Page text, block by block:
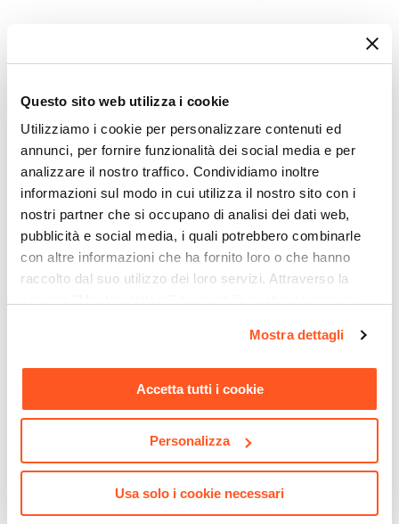
Questo sito web utilizza i cookie
Utilizziamo i cookie per personalizzare contenuti ed
annunci, per fornire funzionalità dei social media e per
analizzare il nostro traffico. Condividiamo inoltre
informazioni sul modo in cui utilizza il nostro sito con i
nostri partner che si occupano di analisi dei dati web,
pubblicità e social media, i quali potrebbero combinarle
con altre informazioni che ha fornito loro o che hanno
raccolto dal suo utilizzo dei loro servizi. Attraverso la
momento. Per maggiori informazioni si invita a leggere la
Mostra dettagli
Accetta tutti i cookie
Personalizza
Usa solo i cookie necessari
Lunghezza Canna
Ottone
Installazione
Monoforo
Attacchi
G3/8"
Scarico
Per scarico a salterello
Flessibili Di Collegamento
Ceramica
Ambienti Pubblici
miscelatore lavabo e bidet -
Paini Pilot
€ 18,00
cromato con salterello -
Paini Pilot
€ 36,00
Miscelatore lavabo con
scarico cromato - Pilot di
CODICE:LAV19
Lavabo design bacinella
tonda 46 cm in ceramica
d'arredo
€ 54,00